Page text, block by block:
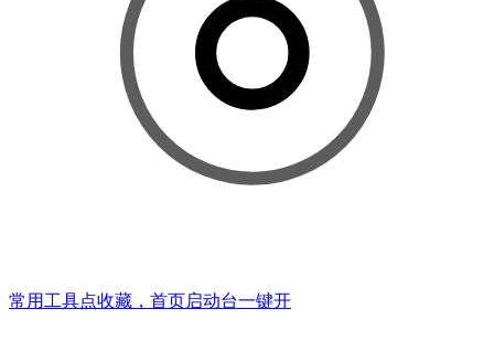
常用工具点收藏，首页启动台一键开